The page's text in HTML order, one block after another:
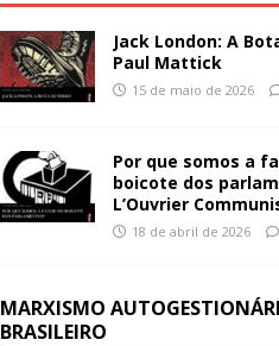
Jack London: A
Paul Mattick
15 de maio de 2026
Por que somos a
boicote dos
L’Ouvrier
18 de abril de 2026
MARXISMO
BRASILEIRO